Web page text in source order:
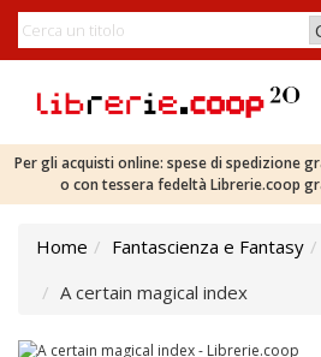
Per gli acquisti online: spese di spedizione
o con tessera fedeltà Librerie.coop
Home Fantascienza e Fantasy
A certain magical index